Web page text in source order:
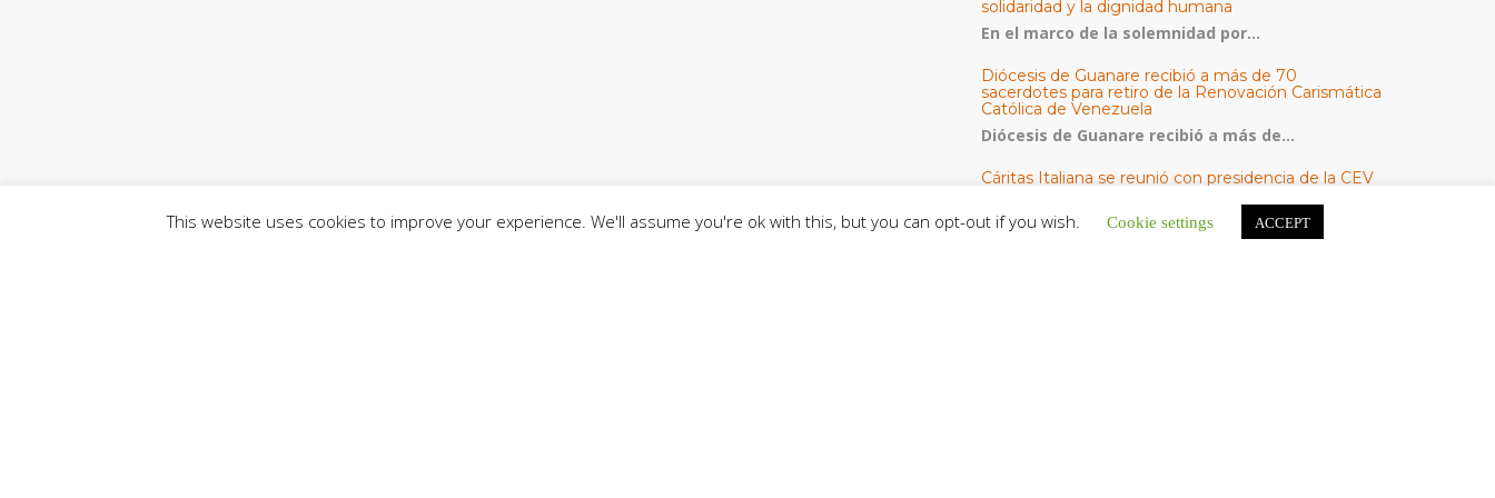
solidaridad y la dignidad humana
En el marco de la solemnidad por...
Diócesis de Guanare recibió a más de 70
sacerdotes para retiro de la Renovación Carismática
Católica de Venezuela
Diócesis de Guanare recibió a más de...
Cáritas Italiana se reunió con presidencia de la CEV
humanitario por terremotos del 24 de junio
Una delegación encabezada por el padre Marco...
This website uses cookies to improve your experience. We'll assume you're ok with this, but you can opt-out if you wish. Cookie settings ACCEPT